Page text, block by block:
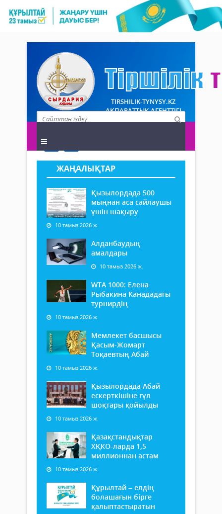
TIRSHILIK-TYNYSY.KZ
АҚПАРАТТЫҚ АГЕНТТІГІ
ЖАҢАЛЫҚТАР
Қызылордада 500
мыңнан аса сайлаушы
үшін шақыру
10 тамыз 2026 ж.
Алданбаудың
амалдары
10 тамыз 2026 ж.
WTA 1000: Елена
Рыбакина Канададағы
турнирдің
10 тамыз 2026 ж.
Мемлекет басшысы
Қасым-Жомарт
Тоқаевтың Абай
10 тамыз 2026 ж.
Қызылордада Абай
ескерткішіне гүл
шоқтары қойылды
10 тамыз 2026 ж.
Қазақстандықтар
ХҚКО-ларда 1,5
миллионнан астам
10 тамыз 2026 ж.
Құрылтай – елдің
болашағын бірге
қалыптастыратын